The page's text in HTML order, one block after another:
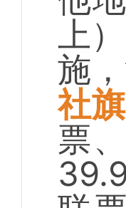
上
施
社
票